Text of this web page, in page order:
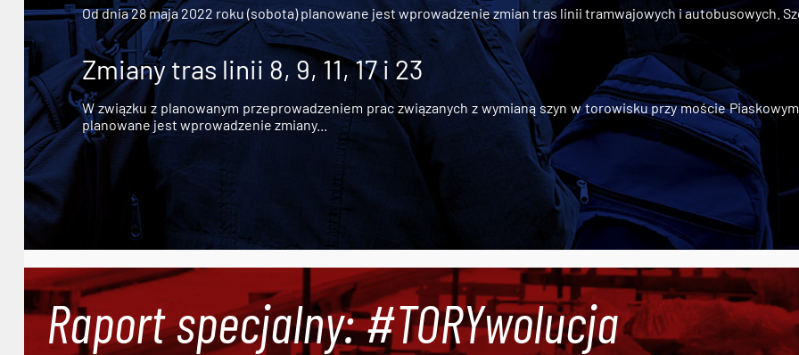
Od dnia 28 maja 2022 roku (sobota) planowane jest wprowadzenie zmian tras linii tramwajowych i autobusowych.
Zmiany tras linii 8, 9, 11, 17 i 23
W związku z planowanym przeprowadzeniem prac związanych z wymianą szyn w torowisku przy moście
planowane jest wprowadzenie zmiany...
Raport specjalny: #TORYwolucja